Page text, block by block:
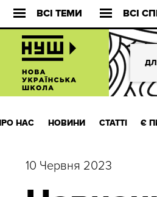
ВСІ ТЕМИ ВСІ
НАС НОВИНИ СТАТТІ Є
10 Червня 2023